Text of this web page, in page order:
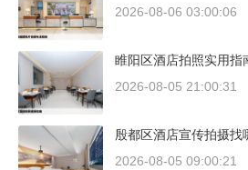
2026-08-06 03:00:06
睢阳区酒店拍照实用指
2026-08-05 21:00:31
殷都区酒店宣传拍摄找
2026-08-05 09:00:21